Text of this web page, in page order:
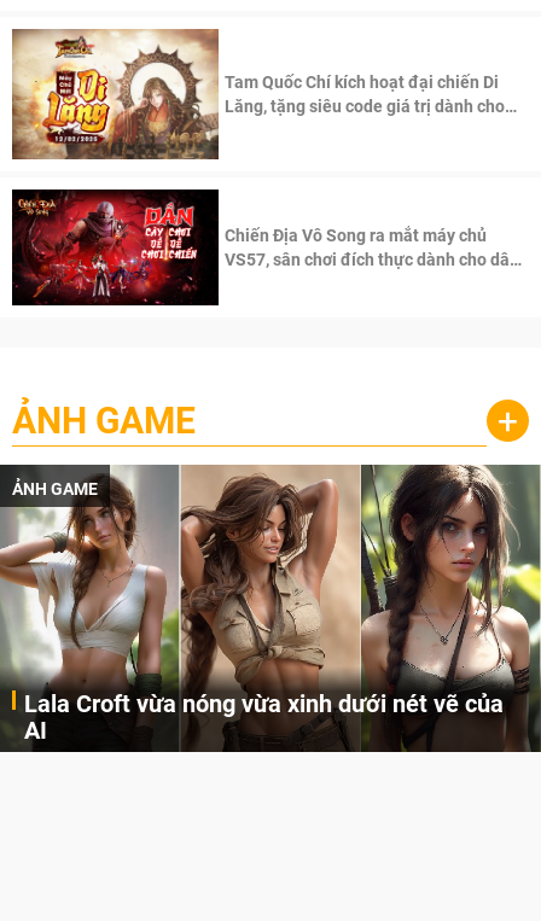
Tam Quốc Chí kích hoạt đại chiến Di
Lăng, tặng siêu code giá trị dành cho
Chiến Địa Vô Song ra mắt máy chủ
VS57, sân chơi đích thực dành cho dân
ẢNH GAME +
ẢNH GAME
Lala Croft vừa nóng vừa xinh dưới nét vẽ của
AI